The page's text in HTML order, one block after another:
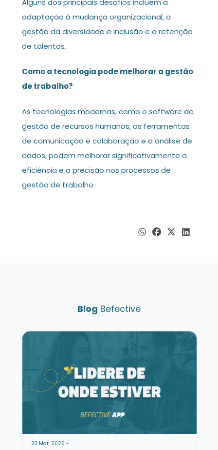
Alguns dos principais desafios incluem a
adaptação à mudança organizacional, a
gestão da diversidade e inclusão e a retenção
de talentos.
Como a tecnologia pode melhorar a gestão
de trabalho?
As tecnologias modernas, como o software de
gestão de recursos humanos, as ferramentas
de comunicação e colaboração e a análise de
dados, podem melhorar significativamente a
eficiência e a precisão nos processos de
gestão de trabalho.
Blog Befective
23 Mar, 2026 -